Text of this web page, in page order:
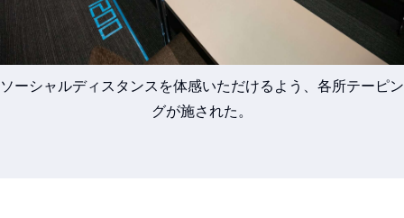
ソーシャルディスタンスを体感いただけるよう、各所テーピン
グが施された。